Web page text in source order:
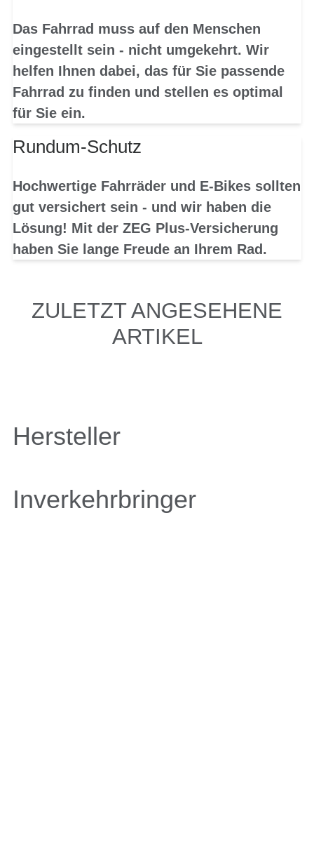
Das Fahrrad muss auf den Menschen
eingestellt sein - nicht umgekehrt. Wir
helfen Ihnen dabei, das für Sie passende
Fahrrad zu finden und stellen es optimal
für Sie ein.
Rundum-Schutz
Hochwertige Fahrräder und E-Bikes sollten
gut versichert sein - und wir haben die
Lösung! Mit der ZEG Plus-Versicherung
haben Sie lange Freude an Ihrem Rad.
ZULETZT ANGESEHENE
ARTIKEL
Hersteller
Inverkehrbringer